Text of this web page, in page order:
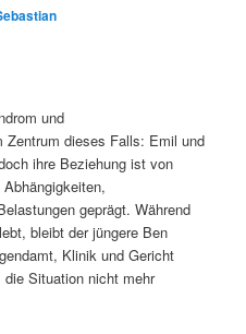
und
Zentrum dieses Falls: Emil und
ihre Beziehung ist von
geprägt. Während
bleibt der jüngere Ben
Klinik und Gericht
Situation nicht mehr